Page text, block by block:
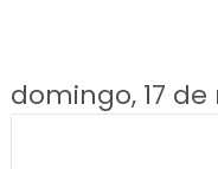
domingo, 17